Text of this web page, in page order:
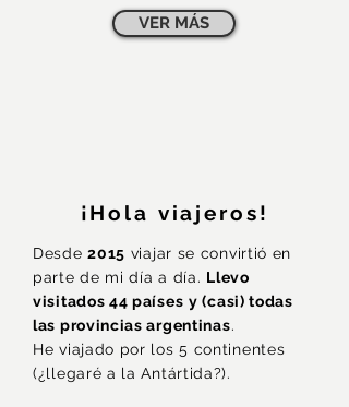
VER MÁS
¡Hola viajeros!
Desde2015 viajar se convirtió en
parte de mi día a día. Llevo
visitados 44 países y (casi) todas
las provincias argentinas.
He viajado por los 5 continentes
(¿llegaré a la Antártida?).